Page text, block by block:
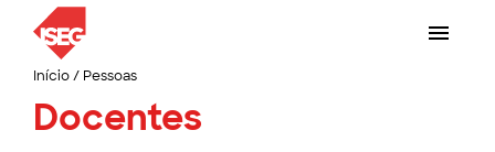
Início/ Pessoas
Docentes